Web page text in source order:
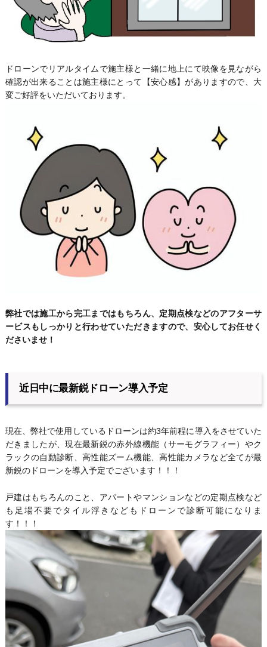
ドローンでリアルタイムで施主様と一緒に地上にて映像を見ながら
確認が出来ることは施主様にとって【安心感】がありますので、大
変ご好評をいただいております。
弊社では施工から完工まではもちろん、定期点検などのアフターサ
ービスもしっかりと行わせていただきますので、安心してお任せく
ださいませ！
近日中に最新鋭ドローン導入予定
現在、弊社で使用しているドローンは約3年前程に導入をさせていた
だきましたが、現在最新鋭の赤外線機能（サーモグラフィー）やク
ラックの自動診断、高性能ズーム機能、高性能カメラなど全てが最
新鋭のドローンを導入予定でございます！！！
戸建はもちろんのこと、アパートやマンションなどの定期点検など
も足場不要でタイル浮きなどもドローンで診断可能になりま
す！！！